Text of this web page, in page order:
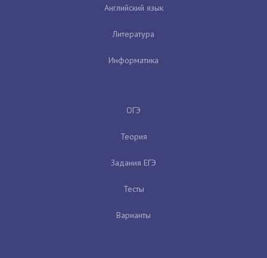
Английский язык
Литература
Информатика
ОГЭ
Теория
Задания ЕГЭ
Тесты
Варианты